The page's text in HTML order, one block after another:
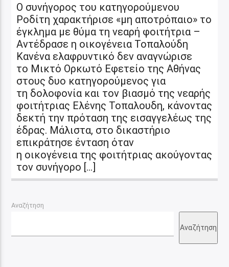
Ο συνήγορος του κατηγορούμενου
Ροδίτη χαρακτήρισε «μη αποτρόπαιο» το
έγκλημα με θύμα τη νεαρή φοιτήτρια –
Αντέδρασε η οικογένεια Τοπαλούδη
Κανένα ελαφρυντικό δεν αναγνώρισε
το Μικτό Ορκωτό Εφετείο της Αθήνας
στους δυο κατηγορούμενος για
τη δολοφονία και τον βιασμό της νεαρής
φοιτήτριας Ελένης Τοπαλουδη, κάνοντας
δεκτή την πρόταση της εισαγγελέως της
έδρας. Μάλιστα, στο δικαστήριο
επικράτησε ένταση όταν
η οικογένεια της φοιτήτριας ακούγοντας
τον συνήγορο […]
Αναζήτηση
Αναζήτηση